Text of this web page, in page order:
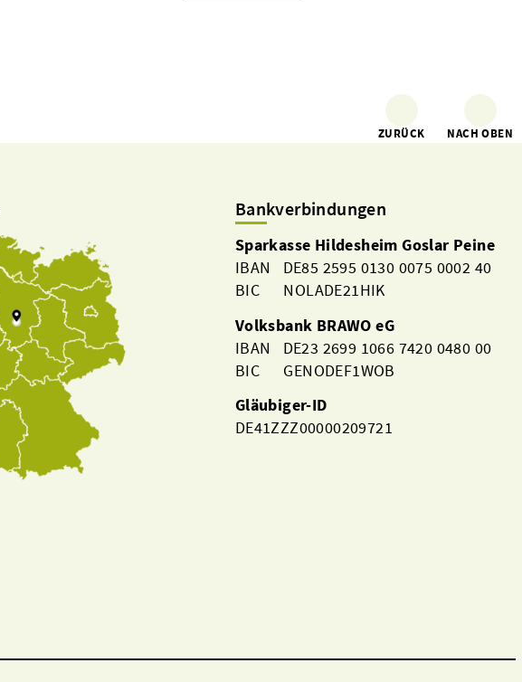
ZURÜCK NACH OBEN
Bankverbindungen
Sparkasse Hildesheim Goslar Peine
IBAN DE85 2595 0130 0075 0002 40
BIC NOLADE21HIK
Volksbank BRAWO eG
IBAN DE23 2699 1066 7420 0480 00
BIC GENODEF1WOB
Gläubiger-ID
DE41ZZZ00000209721